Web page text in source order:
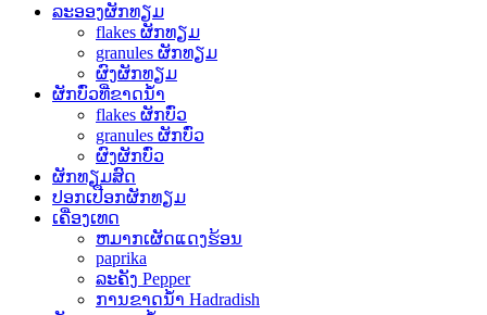
ລະອອງຜັກທຽມ
flakes ຜັກທຽມ
granules ຜັກທຽມ
ຜົງຜັກທຽມ
ຜັກບົ່ວທີ່ຂາດນ້ໍາ
flakes ຜັກບົ່ວ
granules ຜັກບົ່ວ
ຜົງຜັກບົ່ວ
ຜັກທຽມສົດ
ປອກເປືອກຜັກທຽມ
ເຄື່ອງເທດ
ຫມາກເຜັດແດງຮ້ອນ
paprika
ລະຄັງ Pepper
ການຂາດນ້ໍາ Hadradish